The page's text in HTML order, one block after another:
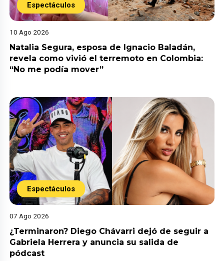
Espectáculos
10 Ago 2026
Natalia Segura, esposa de Ignacio Baladán,
revela como vivió el terremoto en Colombia:
“No me podía mover”
Espectáculos
07 Ago 2026
¿Terminaron? Diego Chávarri dejó de seguir a
Gabriela Herrera y anuncia su salida de
pódcast